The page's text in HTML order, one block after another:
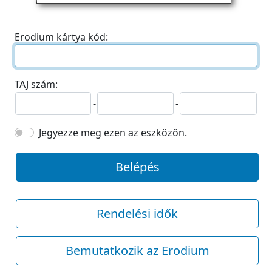
Erodium kártya kód:
TAJ szám:
-
-
Jegyezze meg ezen az eszközön.
Belépés
Rendelési idők
Bemutatkozik az Erodium